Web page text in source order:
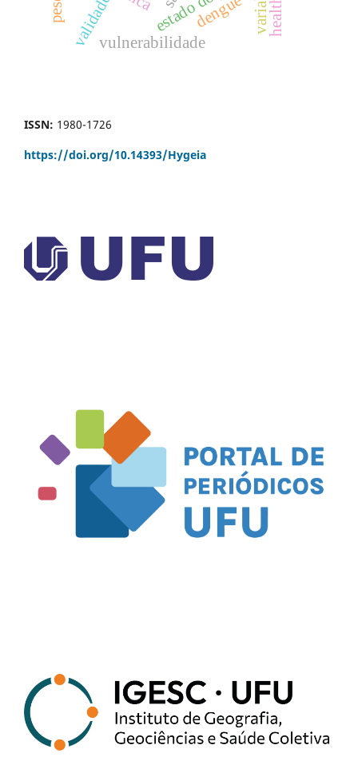
validadevulnerabilidade
dengue
ISSN: 1980-1726
https://doi.org/10.14393/Hygeia